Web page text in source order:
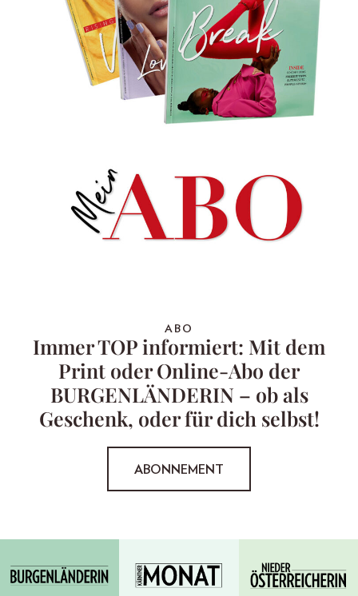
ABO
Immer TOP informiert: Mit dem
Print oder Online-Abo der
BURGENLÄNDERIN – ob als
Geschenk, oder für dich selbst!
ABONNEMENT